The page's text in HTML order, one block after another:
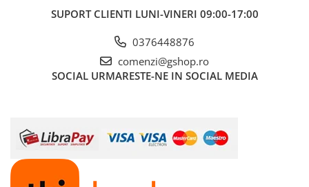
Ciocane rotopercutoare
Ciocane rotopercutoare cu
Motoare electrice
Motoare termice
Pistoale electrice de suflat aer cald
SUPORT CLIENTI LUNI-VINERI 09:00-17:00
0376448876
comenzi@gshop.ro
SOCIAL URMARESTE-NE IN SOCIAL MEDIA